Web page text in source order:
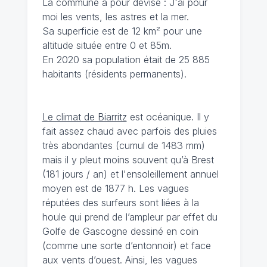
moi les vents, les astres et la mer.
Sa superficie est de 12 km² pour une
altitude située entre 0 et 85m.
En 2020 sa population était de 25 885
habitants (résidents permanents).
Le climat de Biarritz est océanique. Il y
fait assez chaud avec parfois des pluies
très abondantes (cumul de 1483 mm)
mais il y pleut moins souvent qu’à Brest
(181 jours / an) et l'ensoleillement annuel
moyen est de 1877 h. Les vagues
réputées des surfeurs sont liées à la
houle qui prend de l’ampleur par effet du
Golfe de Gascogne dessiné en coin
(comme une sorte d’entonnoir) et face
aux vents d’ouest. Ainsi, les vagues